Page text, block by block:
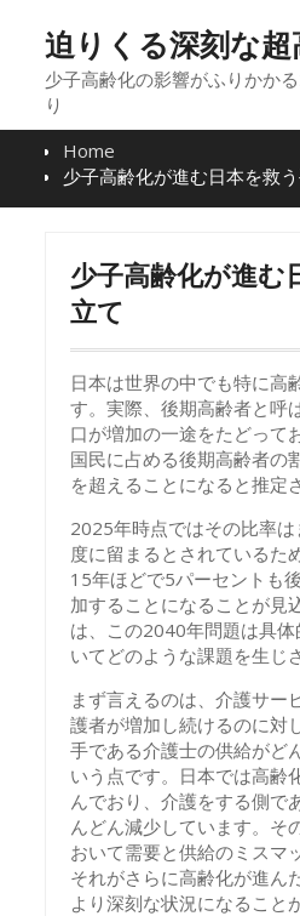
content迫りくる深刻な
少子高齢化の影響がふりかか
り
Home
少子高齢化が進む日本を救
少子高齢化が進む
立て
日本は世界の中でも特に高
す。実際、後期高齢者と呼
口が増加の一途をたどって
国民に占める後期高齢者の
を超えることになると推定
2025年時点ではその比率
度に留まるとされているた
15年ほどで5パーセントも
加することになることが見
は、この2040年問題は具
いてどのような課題を生じ
まず言えるのは、介護サー
護者が増加し続けるのに対
手である介護士の供給がど
いう点です。日本では高齢
んでおり、介護をする側で
んどん減少しています。そ
おいて需要と供給のミスマ
それがさらに高齢化が進ん
より深刻な状況になること